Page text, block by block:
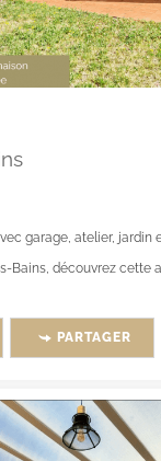
Bains, découvrez cette
PARTAGER